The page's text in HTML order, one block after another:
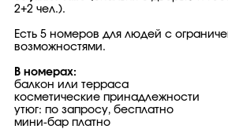
2+2 чел.).
Есть 5 номеров для людей с
возможностями.
В номерах:
балкон или терраса
косметические принадлежности
утюг: по запросу, бесплатно
мини-бар платно